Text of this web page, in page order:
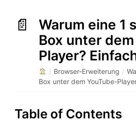
Warum eine 1
Box unter
Player?
/ Browser-Erweiterung /
Box unter dem YouTube-
Table of Contents